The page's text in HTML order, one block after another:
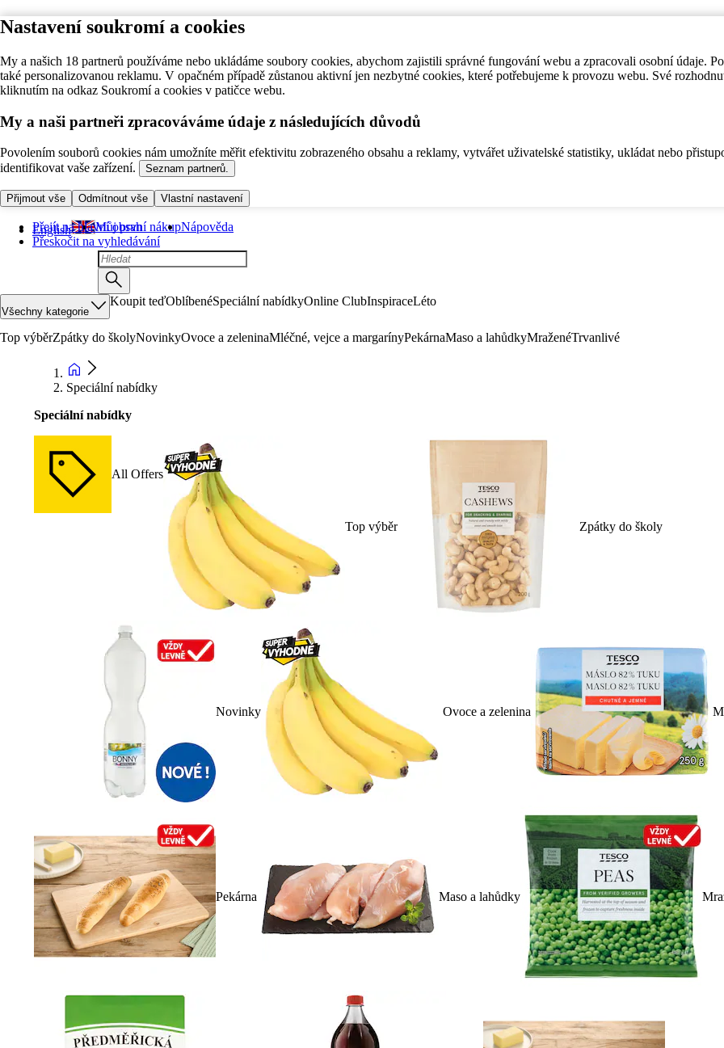
Nastavení soukromí a cookies
My a našich 18 partnerů používáme nebo ukládáme soubory cookies, abychom zajistili správné fungování webu a zpracovali osobní údaje.
také personalizovanou reklamu. V opačném případě zůstanou aktivní jen nezbytné cookies, které potřebujeme k provozu webu. Své
kliknutím na odkaz Soukromí a cookies v patičce webu.
My a naši partneři zpracováváme údaje z následujících důvodů
Povolením souborů cookies nám umožníte měřit efektivitu zobrazeného obsahu a reklamy, vytvářet uživatelské statistiky, ukládat nebo
identifikovat vaše zařízení.
Seznam partnerů.
Přijmout vše Odmítnout vše Vlastní nastavení
Přejít na hlavní obsah
Přeskočit na vyhledávání
English Můj první nákupNápověda
Všechny kategorie
Koupit teďOblíbenéSpeciální nabídkyOnline ClubInspiraceLéto
Top výběrZpátky do školyNovinkyOvoce a zeleninaMléčné, vejce a margarínyPekárnaMaso a lahůdkyMraženéTrvanlivé
Speciální nabídky
Speciální nabídky
All Offers
Top výběr Zpátky do školy
Novinky Ovoce a zelenina
Pekárna Maso a lahůdky